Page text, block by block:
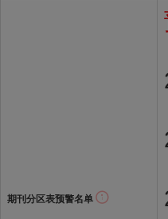
期刊分区表预警名单